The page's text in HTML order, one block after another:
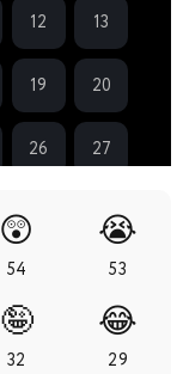
12 13
19 20
26 27
34
41
47 48
😲
54
😭
53
🤪
32
😂
29